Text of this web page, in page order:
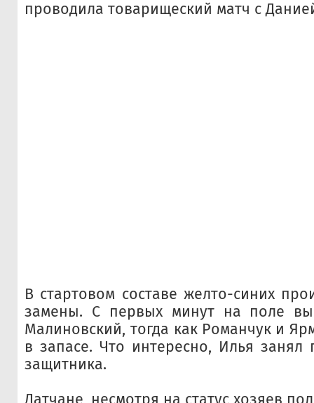
проводила товарищеский матч с
В стартовом составе желто-синих
замены. С первых минут на поле
Малиновский, тогда как Романчук и
в запасе. Что интересно, Илья занял
защитника.
Датчане, несмотря на статус хозяев